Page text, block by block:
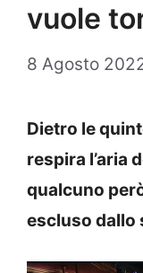
vuole
8 Agosto
Dietro le
respira l’aria
qualcuno
escluso dallo